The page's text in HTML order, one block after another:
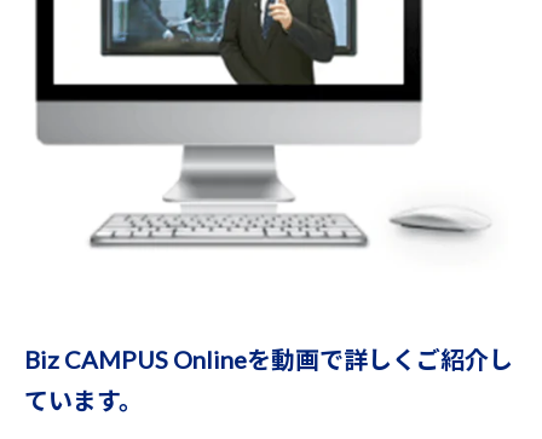
Biz CAMPUS Onlineを動画で詳しくご紹介し
ています。